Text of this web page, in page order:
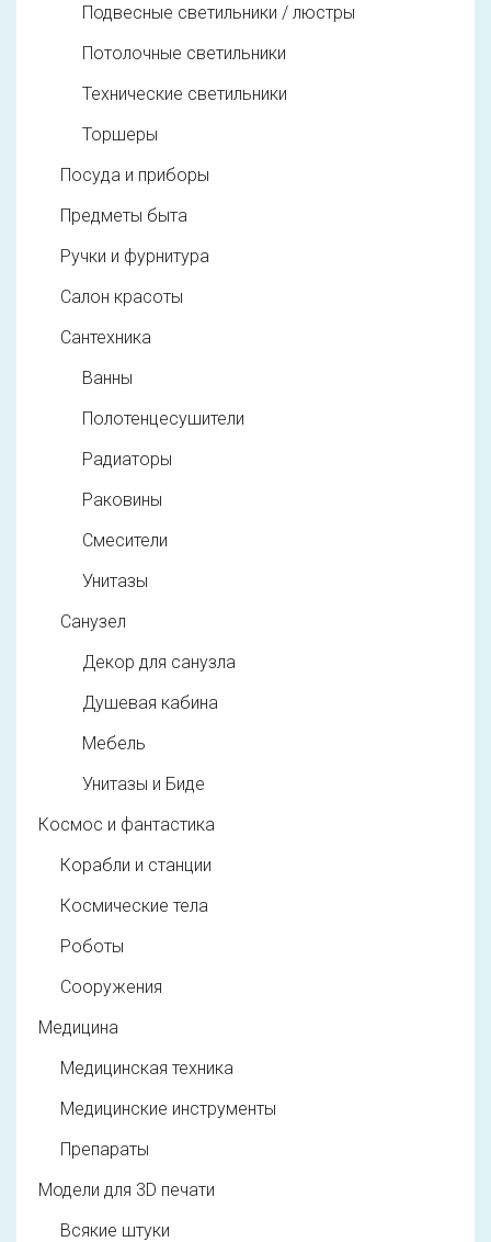
Подвесные светильники / люстры
Потолочные светильники
Технические светильники
Торшеры
Посуда и приборы
Предметы быта
Ручки и фурнитура
Салон красоты
Сантехника
Ванны
Полотенцесушители
Радиаторы
Раковины
Смесители
Унитазы
Санузел
Декор для санузла
Душевая кабина
Мебель
Унитазы и Биде
Космос и фантастика
Корабли и станции
Космические тела
Роботы
Сооружения
Медицина
Медицинская техника
Медицинские инструменты
Препараты
Модели для 3D печати
Всякие штуки